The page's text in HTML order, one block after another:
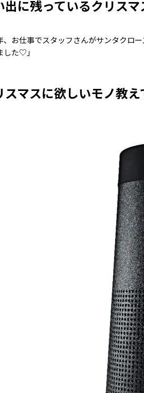
出に残っているクリスマ
、お仕事でスタッフさんがサンタク
した♡」
スマスに欲しいモノ教え